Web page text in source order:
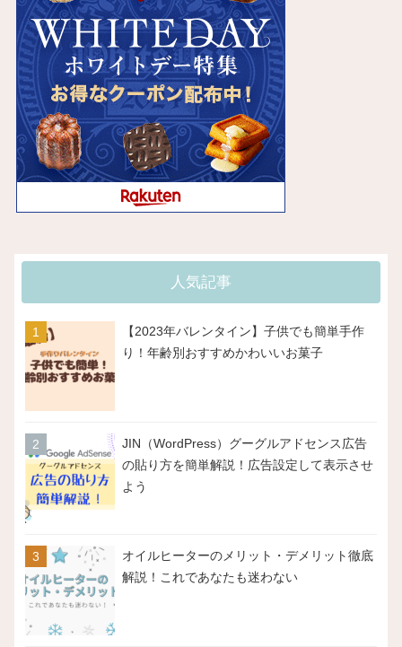
人気記事
【2023年バレンタイン】子供でも簡単手作
り！年齢別おすすめかわいいお菓子
JIN（WordPress）グーグルアドセンス広告
の貼り方を簡単解説！広告設定して表示させ
よう
オイルヒーターのメリット・デメリット徹底
解説！これであなたも迷わない